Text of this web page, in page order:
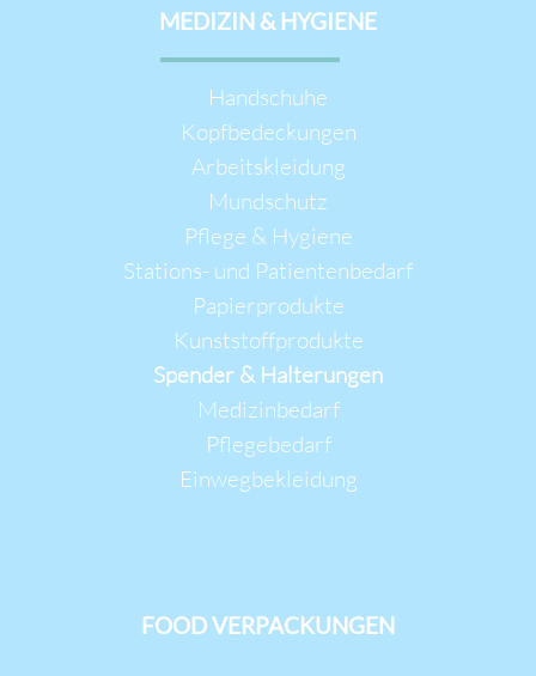
MEDIZIN & HYGIENE
Navigation
überspringen
Handschuhe
Kopfbedeckungen
Arbeitskleidung
Mundschutz
Pflege & Hygiene
Stations- und Patientenbedarf
Papierprodukte
Kunststoffprodukte
Spender & Halterungen
Medizinbedarf
Pflegebedarf
Einwegbekleidung
FOOD VERPACKUNGEN